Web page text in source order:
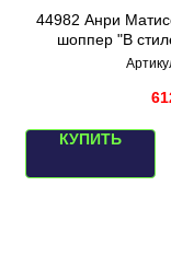
44982 Анри
шоппер "В
КУПИТЬ